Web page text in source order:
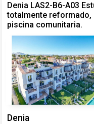
Denia LAS2-B6-A03
totalmente reformado,
piscina comunitaria.
Denia